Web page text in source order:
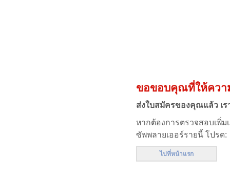
ขอขอบคุณที่ให้ควา
ส่งใบสมัครของคุณแล้ว เ
หากต้องการตรวจสอบเพิ่
ซัพพลายเออร์รายนี้ โปรด:
ไปที่หน้าแรก